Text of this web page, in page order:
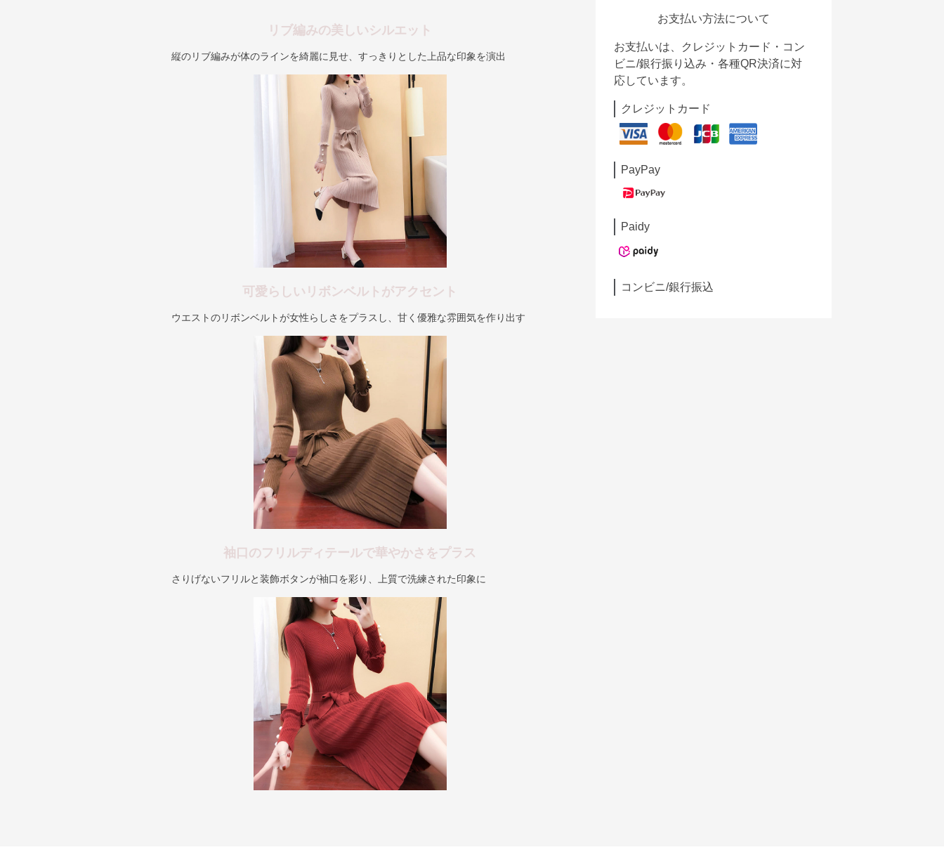
リブ編みの美しいシルエット
縦のリブ編みが体のラインを綺麗に見せ、すっきりとした上品な印象を演出
可愛らしいリボンベルトがアクセント
ウエストのリボンベルトが女性らしさをプラスし、甘く優雅な雰囲気を作り出す
袖口のフリルディテールで華やかさをプラス
さりげないフリルと装飾ボタンが袖口を彩り、上質で洗練された印象に
お支払い方法について
お支払いは、クレジットカード・コン
ビニ/銀行振り込み・各種QR決済に対
応しています。
クレジットカード
PayPay
Paidy
コンビニ/銀行振込